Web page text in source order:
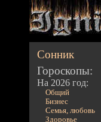
Сонник
Гороскопы:
На 2026 год:
Общий
Бизнес
Семья, любовь
Здоровье